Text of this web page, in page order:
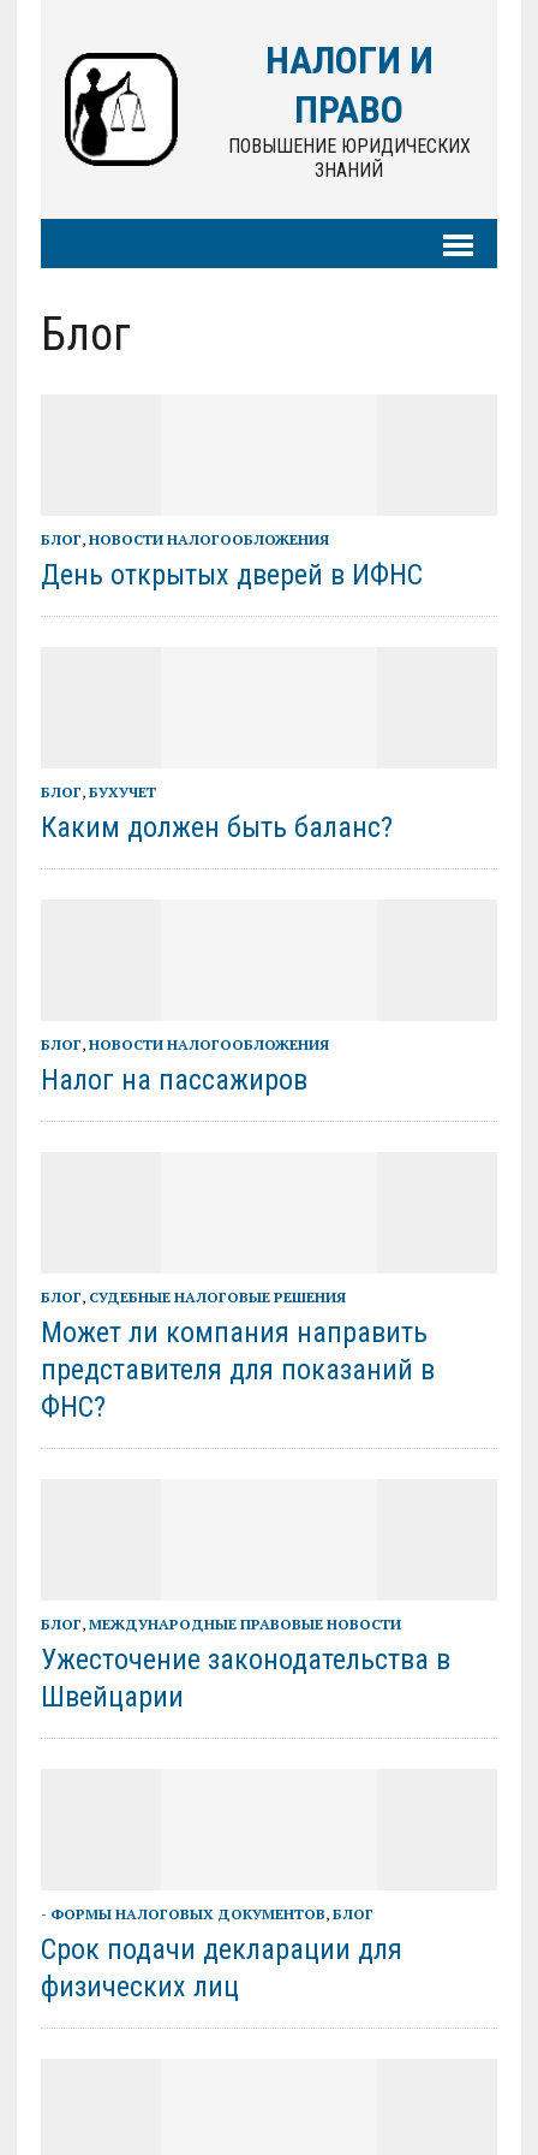
НАЛОГИ И
ПРАВО
ПОВЫШЕНИЕ ЮРИДИЧЕСКИХ
ЗНАНИЙ
Блог
БЛОГ, НОВОСТИ НАЛОГООБЛОЖЕНИЯ
День открытых дверей в ИФНС
БЛОГ, БУХУЧЕТ
Каким должен быть баланс?
БЛОГ, НОВОСТИ НАЛОГООБЛОЖЕНИЯ
Налог на пассажиров
БЛОГ, СУДЕБНЫЕ НАЛОГОВЫЕ РЕШЕНИЯ
Может ли компания направить
представителя для показаний в
ФНС?
БЛОГ, МЕЖДУНАРОДНЫЕ ПРАВОВЫЕ НОВОСТИ
Ужесточение законодательства в
Швейцарии
- ФОРМЫ НАЛОГОВЫХ ДОКУМЕНТОВ, БЛОГ
Срок подачи декларации для
физических лиц